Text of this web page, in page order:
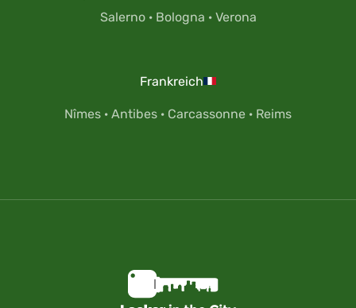
Salerno· Bologna · Verona
Frankreich
Nîmes · Antibes · Carcassonne · Reims